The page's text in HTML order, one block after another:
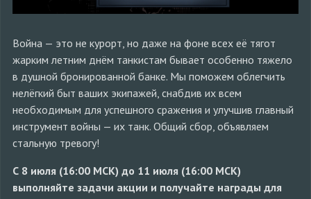
Война — это не курорт, но даже на фоне всех её тягот
жарким летним днём танкистам бывает особенно тяжело
в душной бронированной банке. Мы поможем облегчить
нелёгкий быт ваших экипажей, снабдив их всем
необходимым для успешного сражения и улучшив главный
инструмент войны — их танк. Общий сбор, объявляем
стальную тревогу!
С 8 июля (16:00 МСК) до 11 июля (16:00 МСК)
выполняйте задачи акции и получайте награды для